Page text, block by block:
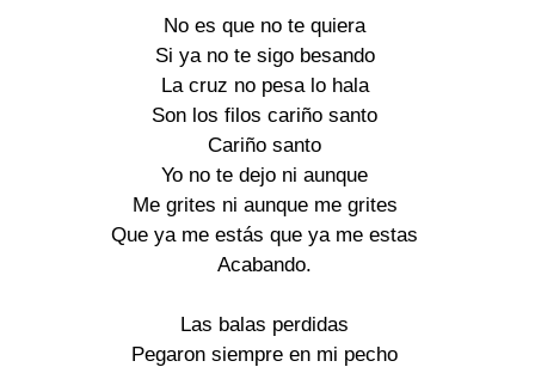
No es que no te quiera
Si ya no te sigo besando
La cruz no pesa lo hala
Son los filos cariño santo
Cariño santo
Yo no te dejo ni aunque
Me grites ni aunque me grites
Que ya me estás que ya me estas
Acabando.
Las balas perdidas
Pegaron siempre en mi pecho